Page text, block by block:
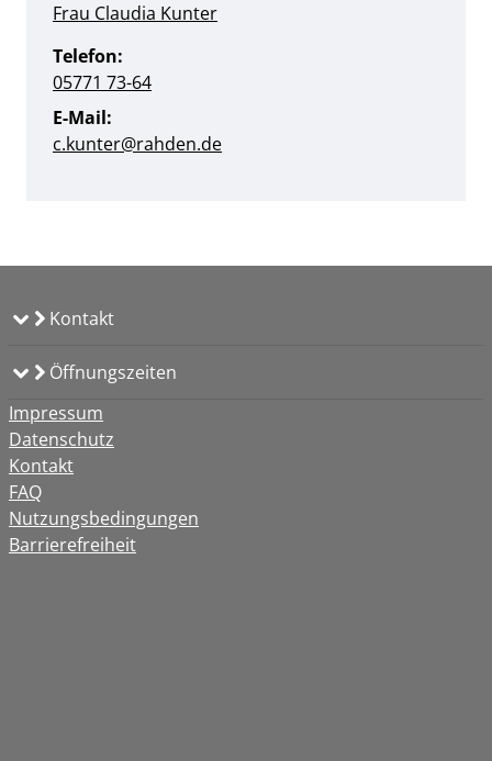
Frau Claudia Kunter
Telefon:
05771 73-64
E-Mail:
c.kunter@rahden.de
Kontakt
Öffnungszeiten
Impressum
Datenschutz
Kontakt
FAQ
Nutzungsbedingungen
Barrierefreiheit